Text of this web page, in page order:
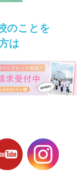
のことを
は